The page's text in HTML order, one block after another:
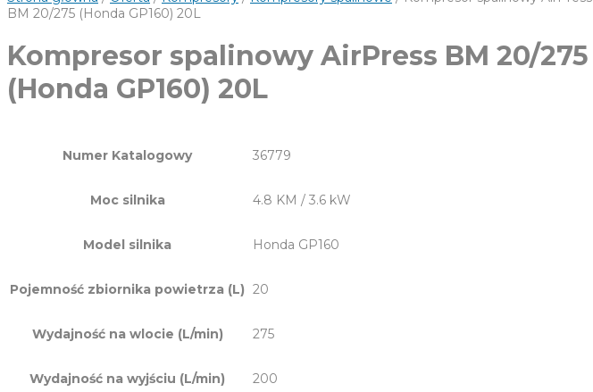
BM 20/275 (Honda GP160) 20L
Kompresor spalinowy AirPress BM 20/275
(Honda GP160) 20L
Numer Katalogowy 36779
Moc silnika 4.8 KM / 3.6 kW
Model silnika Honda GP160
Pojemność zbiornika powietrza (L) 20
Wydajność na wlocie (L/min) 275
Wydajność na wyjściu (L/min) 200